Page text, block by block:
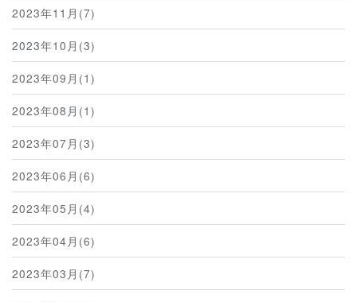
2023年11月(7)
2023年10月(3)
2023年09月(1)
2023年08月(1)
2023年07月(3)
2023年06月(6)
2023年05月(4)
2023年04月(6)
2023年03月(7)